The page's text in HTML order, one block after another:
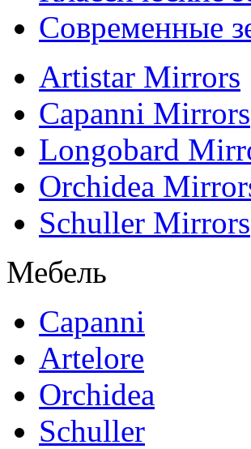
Современные
Artistar Mirrors
Capanni Mirrors
Longobard
Orchidea
Schuller Mirrors
Мебель
Capanni
Artelore
Orchidea
Schuller